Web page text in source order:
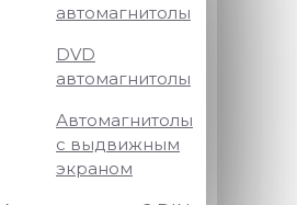
автомагнитолы
DVD
автомагнитолы
Автомагнитолы
с выдвижным
экраном